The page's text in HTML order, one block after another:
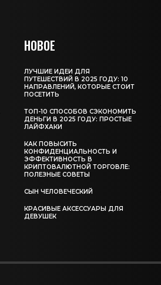
НОВОЕ
ЛУЧШИЕ ИДЕИ ДЛЯ
ПУТЕШЕСТВИЙ В 2025 ГОДУ: 10
НАПРАВЛЕНИЙ, КОТОРЫЕ СТОИТ
ПОСЕТИТЬ
ТОП-10 СПОСОБОВ СЭКОНОМИТЬ
ДЕНЬГИ В 2025 ГОДУ: ПРОСТЫЕ
ЛАЙФХАКИ
КАК ПОВЫСИТЬ
КОНФИДЕНЦИАЛЬНОСТЬ И
ЭФФЕКТИВНОСТЬ В
КРИПТОВАЛЮТНОЙ ТОРГОВЛЕ:
ПОЛЕЗНЫЕ СОВЕТЫ
СЫН ЧЕЛОВЕЧЕСКИЙ
КРАСИВЫЕ АКСЕССУАРЫ ДЛЯ
ДЕВУШЕК